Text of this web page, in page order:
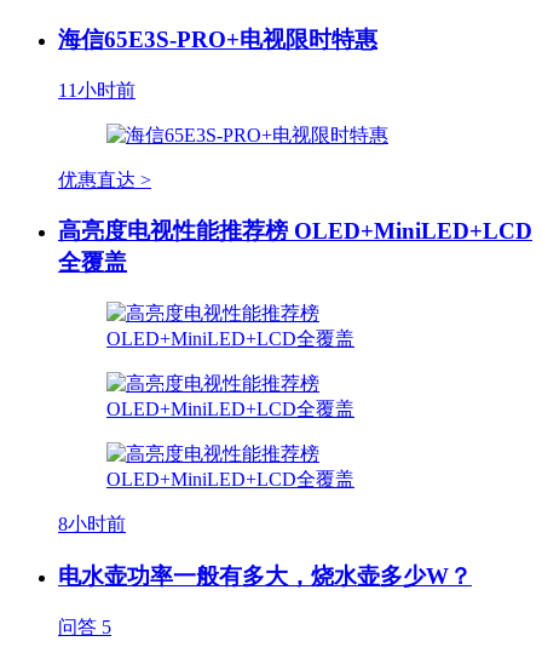
海信65E3S-PRO+电视限时特惠
11小时前
优惠直达 >
高亮度电视性能推荐榜 OLED+MiniLED+LCD
全覆盖
8小时前
电水壶功率一般有多大，烧水壶多少W？
问答 5